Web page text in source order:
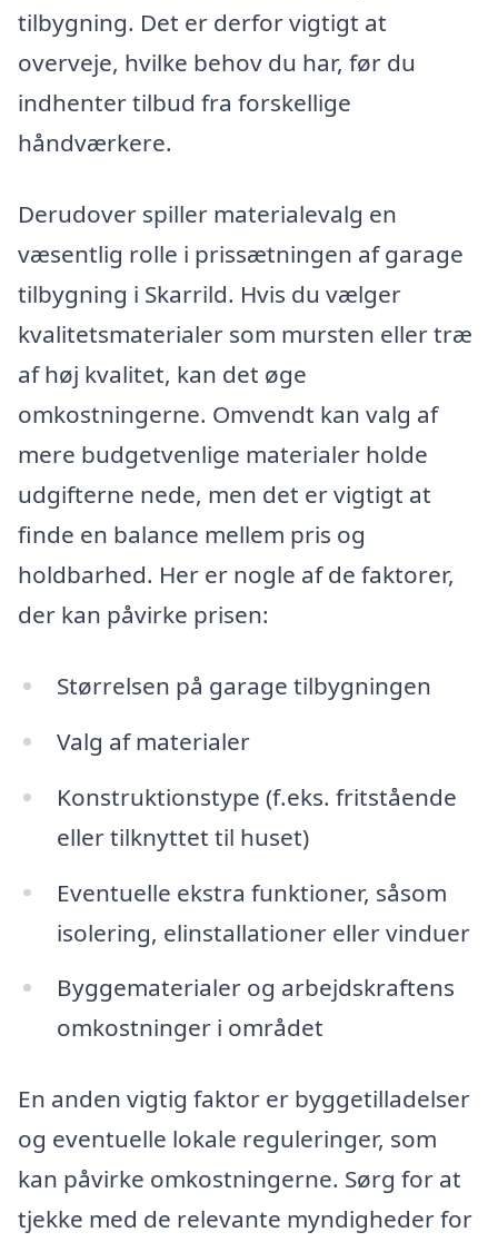
tilbygning. Det er derfor vigtigt at
overveje, hvilke behov du har, før du
indhenter tilbud fra forskellige
håndværkere.
Derudover spiller materialevalg en
væsentlig rolle i prissætningen af garage
tilbygning i Skarrild. Hvis du vælger
kvalitetsmaterialer som mursten eller træ
af høj kvalitet, kan det øge
omkostningerne. Omvendt kan valg af
mere budgetvenlige materialer holde
udgifterne nede, men det er vigtigt at
finde en balance mellem pris og
holdbarhed. Her er nogle af de faktorer,
der kan påvirke prisen:
Størrelsen på garage tilbygningen
Valg af materialer
Konstruktionstype (f.eks. fritstående
eller tilknyttet til huset)
Eventuelle ekstra funktioner, såsom
isolering, elinstallationer eller vinduer
Byggematerialer og arbejdskraftens
omkostninger i området
En anden vigtig faktor er byggetilladelser
og eventuelle lokale reguleringer, som
kan påvirke omkostningerne. Sørg for at
tjekke med de relevante myndigheder for